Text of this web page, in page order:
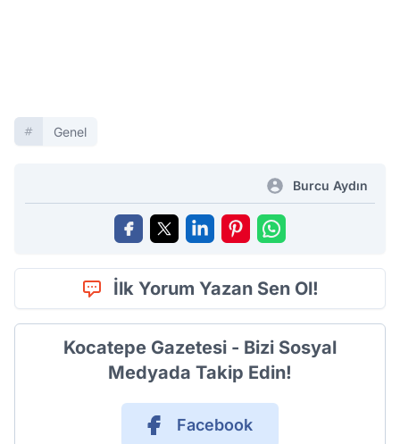
Genel
Burcu Aydın
İlk Yorum Yazan Sen Ol!
Kocatepe Gazetesi - Bizi Sosyal
Medyada Takip Edin!
Facebook